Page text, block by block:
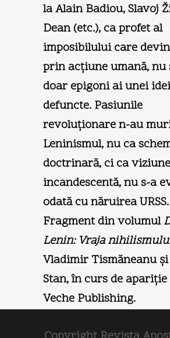
la Alain Badiou, Slavoj
Dean (etc.), ca profet al
imposibilului care
prin acţiune umană, nu
doar epigoni ai unei idei
defuncte. Pasiunile
revoluţionare n-au
Leninismul, nu ca
doctrinară, ci ca viziune
incandescentă, nu s-a
odată cu năruirea URSS.
Fragment din volumul
Lenin: Vraja
Vladimir Tismăneanu
Stan, în curs de
Veche Publishing.